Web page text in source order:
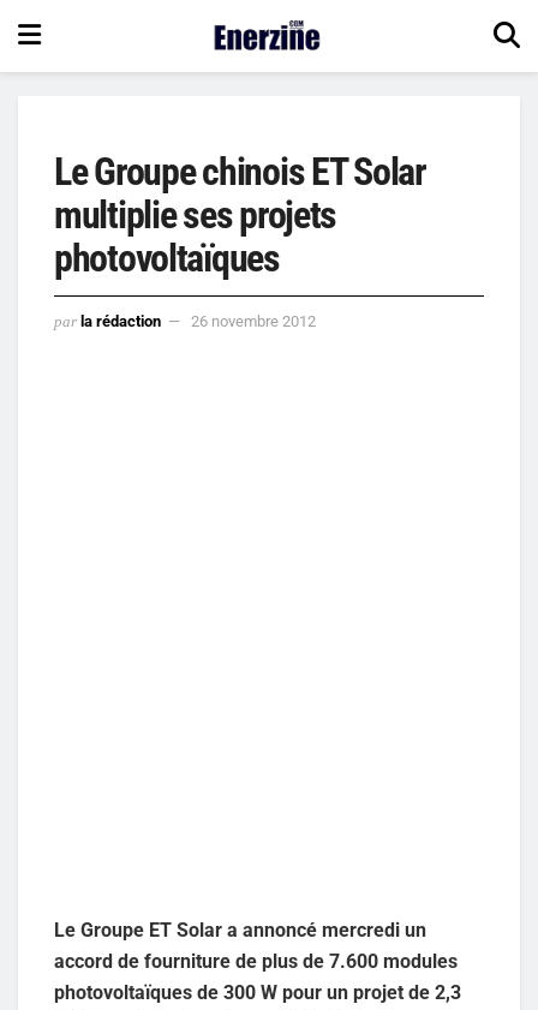
Le Groupe chinois ET Solar
multiplie ses projets
photovoltaïques
par la rédaction 26 novembre 2012
Le Groupe ET Solar a annoncé mercredi un
accord de fourniture de plus de 7.600 modules
photovoltaïques de 300 W pour un projet de 2,3